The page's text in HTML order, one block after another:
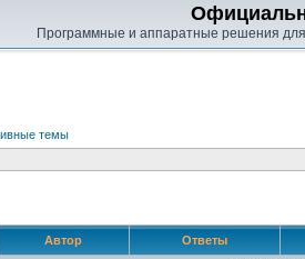
Программные и аппаратные решения
темы
Автор Ответы